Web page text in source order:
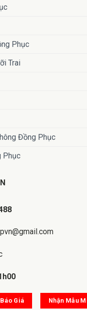
Phục
Trai
Đồng Phục
Phục
Giá Nhận Mẫu